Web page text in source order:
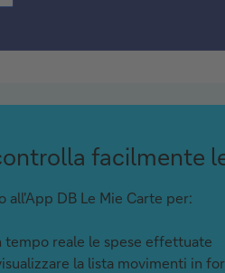
facilmente
all'App DB Le Mie Carte per:
tempo reale le spese effettuate
la lista movimenti in